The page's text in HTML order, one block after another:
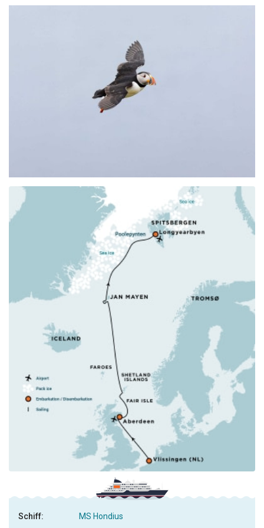
they certainly delivered on that promise. This voyage
will be remembered as one of our top expedition
giving every one of us on board a lifetime of memories
and for making every day a new experience. The team
went out of their way to give us all that experience. I will
recommend Oceanwide Expeditions to anyone
Expedition team delivered us a once in a lifetime
experience, thanks to the skillful eyes and the team's
determination. How anyone could spot a polar bear in a
somewhat foggy ice packed landscape is beyond
anyone's imagination, but once spotted, the captain did
the impossible to make viewing the King of the Arctic a
Oceanwide Expeditions!
durch Mary Maguire Die Arktis
The trip exceeded all of my expectations, from start to
finish. Julian was a fantastic kayak guide with excellent
support from Paulo and Alexis. I would especially like to
compliment Rose and Damien who were our dining
room stewards, and Victor who minded our cabin 322,
we especially loved the towel animals! And the polar
Schiff:
MS Hondius